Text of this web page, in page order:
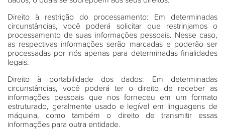
Direito à restrição do processamento: Em determinadas
circunstâncias, você poderá solicitar que restrinjamos o
processamento de suas informações pessoais. Nesse caso,
as respectivas informações serão marcadas e poderão ser
processadas por nós apenas para determinadas finalidades
legais.
Direito à portabilidade dos dados: Em determinadas
circunstâncias, você poderá ter o direito de receber as
informações pessoais que nos forneceu em um formato
estruturado, geralmente usado e legível em linguagens de
máquina, como também o direito de transmitir essas
informações para outra entidade.